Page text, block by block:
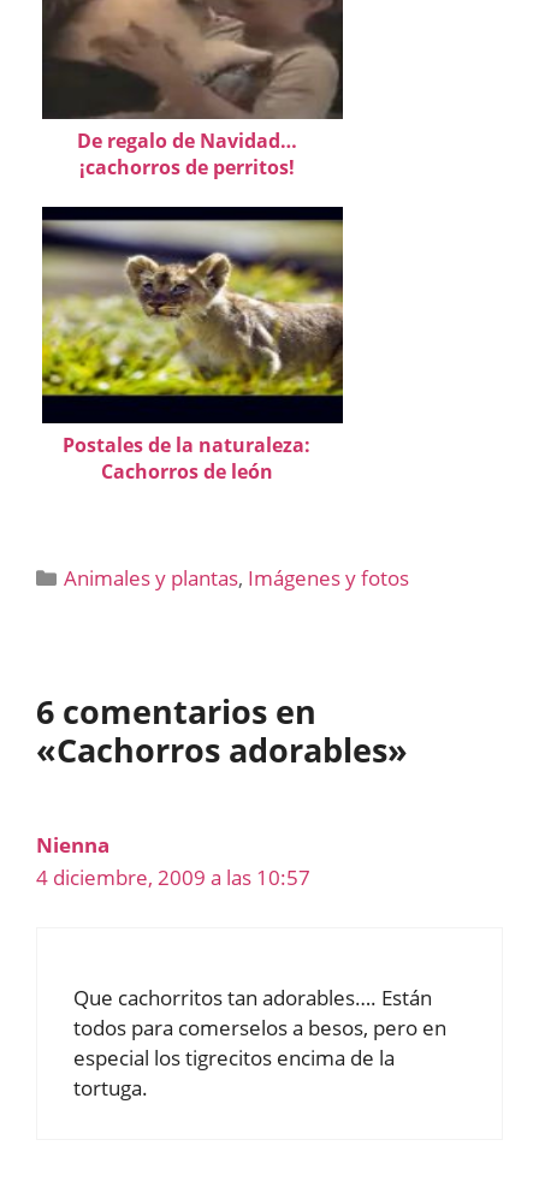
De regalo de Navidad…
¡cachorros de perritos!
Postales de la naturaleza:
Cachorros de león
Categorías
Animales y plantas, Imágenes y fotos
6 comentarios en
«Cachorros adorables»
Nienna
4 diciembre, 2009 a las 10:57
Que cachorritos tan adorables…. Están
todos para comerselos a besos, pero en
especial los tigrecitos encima de la
tortuga.